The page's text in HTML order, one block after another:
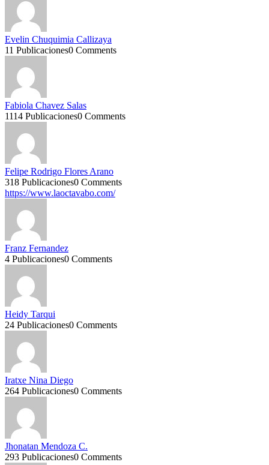
Evelin Chuquimia Callizaya
11 Publicaciones0 Comments
Fabiola Chavez Salas
1114 Publicaciones0 Comments
Felipe Rodrigo Flores Arano
318 Publicaciones0 Comments
https://www.laoctavabo.com/
Franz Fernandez
4 Publicaciones0 Comments
Heidy Tarqui
24 Publicaciones0 Comments
Iratxe Nina Diego
264 Publicaciones0 Comments
Jhonatan Mendoza C.
293 Publicaciones0 Comments